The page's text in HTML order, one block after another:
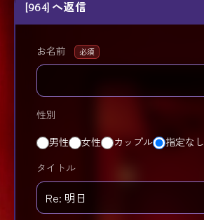
[964] へ返信
お名前 必須
性別
男性 女性 カップル 指定なし
タイトル